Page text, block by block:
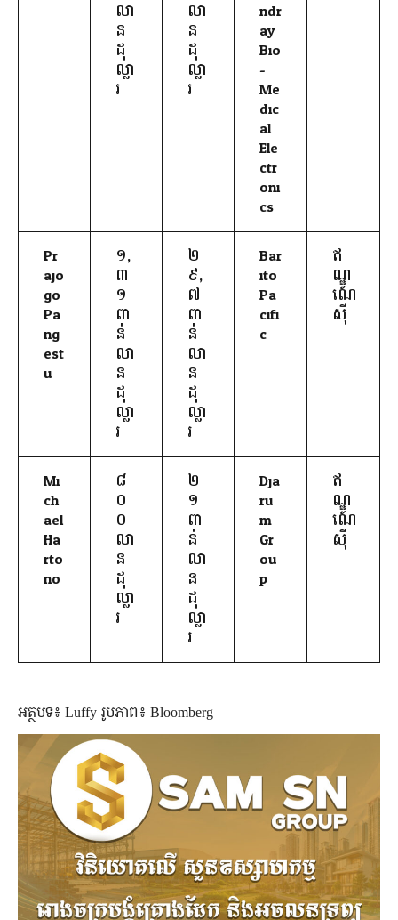
លា
ន
ដុ
ល្លា
រ
លា
ន
ដុ
ល្លា
រ
ndr
ay
Bio
-
Me
dic
al
Ele
ctr
oni
cs
Pr
ajo
go
Pa
ng
est
u
១,
៣
១
ពា
ន់
លា
ន
ដុ
ល្លា
រ
២
៩,
៧
ពា
ន់
លា
ន
ដុ
ល្លា
រ
Bar
ito
Pa
cifi
c
ឥ
ណ្ឌូ
ណេ
ស៊ី
Mi
ch
ael
Ha
rto
no
៨
០
០
លា
ន
ដុ
ល្លា
រ
២
១
ពា
ន់
លា
ន
ដុ
ល្លា
រ
Dja
ru
m
Gr
ou
p
ឥ
ណ្ឌូ
ណេ
ស៊ី
អត្ថបទ៖ Luffy រូបភាព៖ Bloomberg